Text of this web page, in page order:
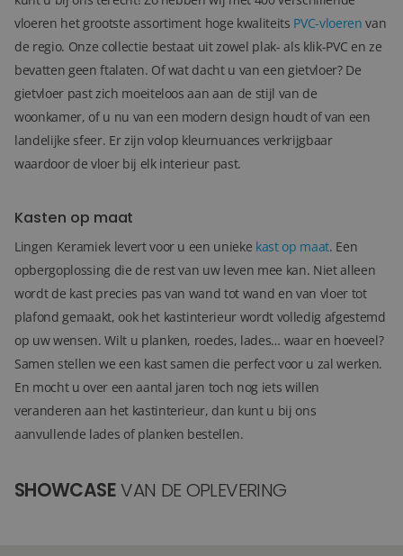
vloeren het grootste assortiment hoge kwaliteits PVC-vloeren van
de regio. Onze collectie bestaat uit zowel plak- als klik-PVC en ze
bevatten geen ftalaten. Of wat dacht u van een gietvloer? De
gietvloer past zich moeiteloos aan aan de stijl van de
woonkamer, of u nu van een modern design houdt of van een
landelijke sfeer. Er zijn volop kleurnuances verkrijgbaar
waardoor de vloer bij elk interieur past.
Kasten op maat
Lingen Keramiek levert voor u een unieke kast op maat. Een
opbergoplossing die de rest van uw leven mee kan. Niet alleen
wordt de kast precies pas van wand tot wand en van vloer tot
plafond gemaakt, ook het kastinterieur wordt volledig afgestemd
op uw wensen. Wilt u planken, roedes, lades… waar en hoeveel?
Samen stellen we een kast samen die perfect voor u zal werken.
En mocht u over een aantal jaren toch nog iets willen
veranderen aan het kastinterieur, dan kunt u bij ons
aanvullende lades of planken bestellen.
SHOWCASEVAN DE OPLEVERING